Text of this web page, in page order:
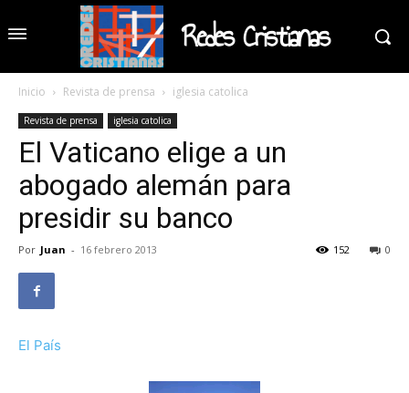
Redes Cristianas
Inicio Revista de prensa iglesia catolica
Revista de prensa iglesia catolica
El Vaticano elige a un
abogado alemán para
presidir su banco
Por Juan - 16 febrero 2013 0
152
El País